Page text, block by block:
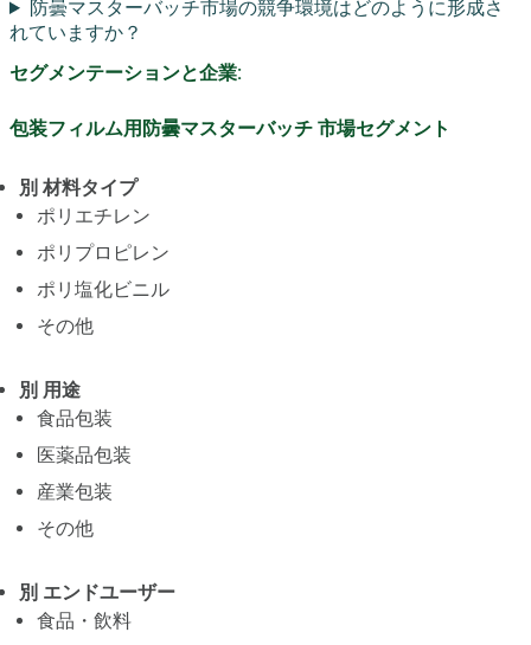
防曇マスターバッチ市場の競争環境はどのように形成さ
れていますか？
セグメンテーションと企業:
包装フィルム用防曇マスターバッチ 市場セグメント
別 材料タイプ
ポリエチレン
ポリプロピレン
ポリ塩化ビニル
その他
別 用途
食品包装
医薬品包装
産業包装
その他
別 エンドユーザー
食品・飲料